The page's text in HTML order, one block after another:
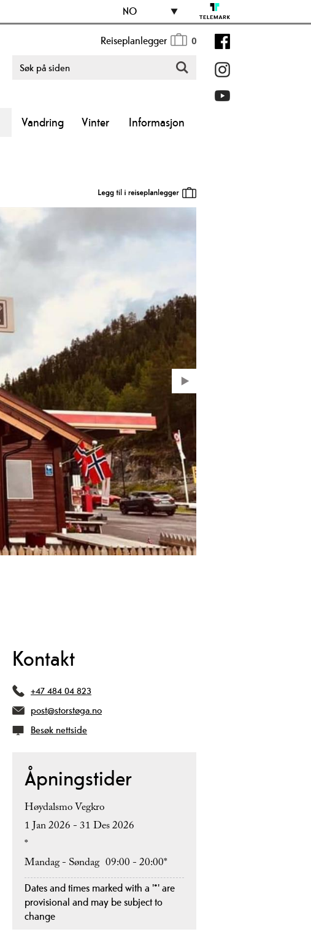
NO
Reiseplanlegger 0
Vandring Vinter Informasjon
Kontakt
+47 484 04 823
post@storstøga.no
Besøk nettside
Åpningstider
Høydalsmo Vegkro
1 Jan 2026 - 31 Des 2026
*
Mandag - Søndag 09:00 - 20:00*
Dates and times marked with a '*' are
provisional and may be subject to
change